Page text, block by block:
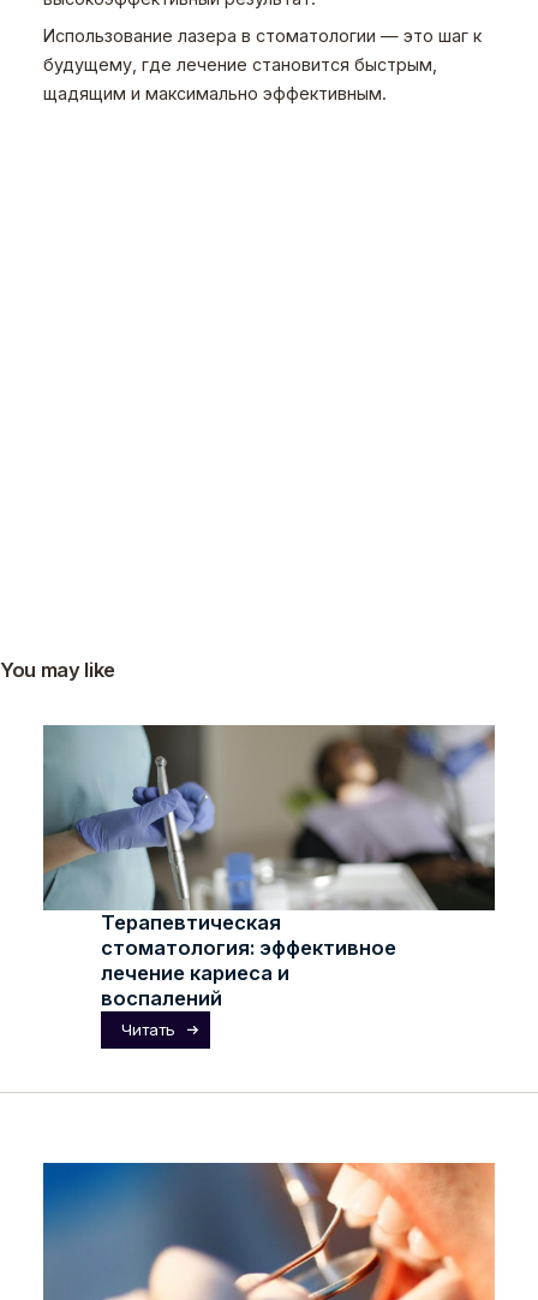
Использование лазера в стоматологии — это шаг к
будущему, где лечение становится быстрым,
щадящим и максимально эффективным.
You may like
Терапевтическая
стоматология: эффективное
лечение кариеса и
воспалений
Читать